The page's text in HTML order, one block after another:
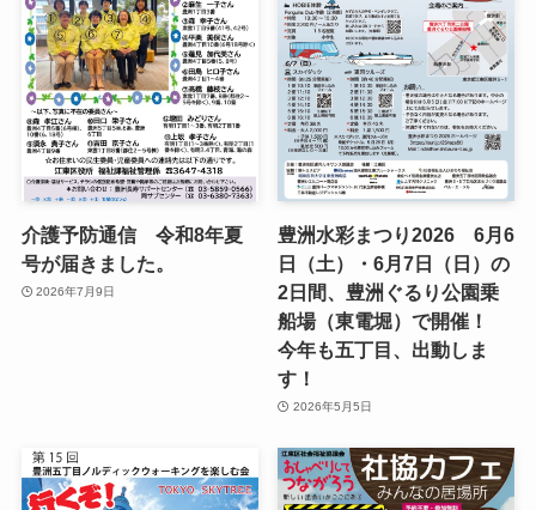
介護予防通信 令和8年夏
号が届きました。
2026年7月9日
豊洲水彩まつり2026 6月6
日（土）・6月7日（日）の
2日間、豊洲ぐるり公園乗
船場（東電堀）で開催！
今年も五丁目、出動しま
す！
2026年5月5日